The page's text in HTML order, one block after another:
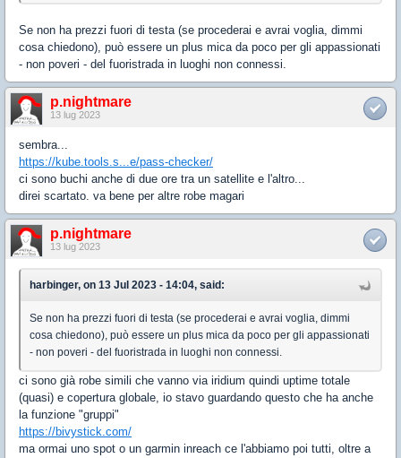
Se non ha prezzi fuori di testa (se procederai e avrai voglia, dimmi
cosa chiedono), può essere un plus mica da poco per gli appassionati
- non poveri - del fuoristrada in luoghi non connessi.
p.nightmare
13 lug 2023
sembra...
https://kube.tools.s...e/pass-checker/
ci sono buchi anche di due ore tra un satellite e l'altro...
direi scartato. va bene per altre robe magari
p.nightmare
13 lug 2023
harbinger, on 13 Jul 2023 - 14:04, said:
Se non ha prezzi fuori di testa (se procederai e avrai voglia, dimmi
cosa chiedono), può essere un plus mica da poco per gli appassionati
- non poveri - del fuoristrada in luoghi non connessi.
ci sono già robe simili che vanno via iridium quindi uptime totale
(quasi) e copertura globale, io stavo guardando questo che ha anche
la funzione "gruppi"
https://bivystick.com/
ma ormai uno spot o un garmin inreach ce l'abbiamo poi tutti, oltre a